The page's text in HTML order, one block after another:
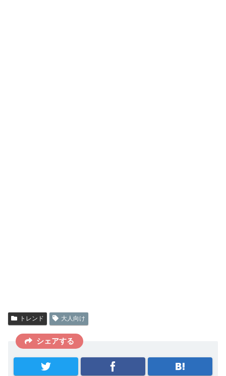
トレンド 大人向け
シェアする